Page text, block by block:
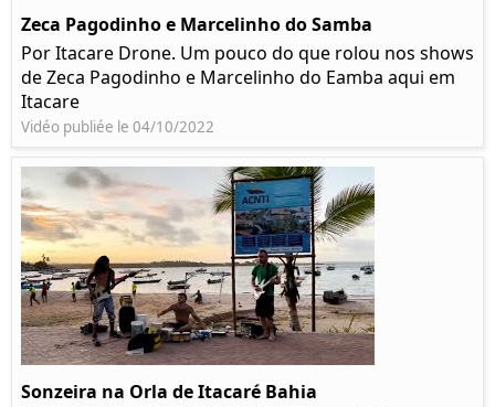
Zeca Pagodinho e Marcelinho do Samba
Por Itacare Drone. Um pouco do que rolou nos shows
de Zeca Pagodinho e Marcelinho do Eamba aqui em
Itacare
Vidéo publiée le 04/10/2022
Sonzeira na Orla de Itacaré Bahia